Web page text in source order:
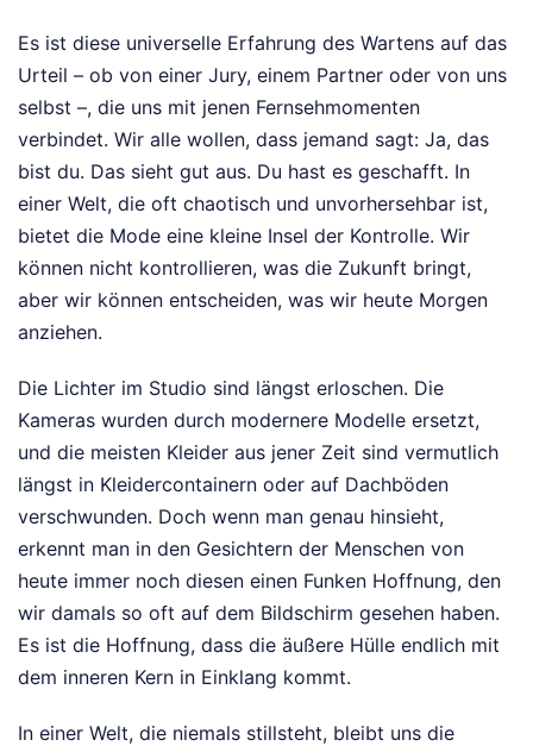
Es ist diese universelle Erfahrung des Wartens auf das
Urteil – ob von einer Jury, einem Partner oder von uns
selbst –, die uns mit jenen Fernsehmomenten
verbindet. Wir alle wollen, dass jemand sagt: Ja, das
bist du. Das sieht gut aus. Du hast es geschafft. In
einer Welt, die oft chaotisch und unvorhersehbar ist,
bietet die Mode eine kleine Insel der Kontrolle. Wir
können nicht kontrollieren, was die Zukunft bringt,
aber wir können entscheiden, was wir heute Morgen
anziehen.
Die Lichter im Studio sind längst erloschen. Die
Kameras wurden durch modernere Modelle ersetzt,
und die meisten Kleider aus jener Zeit sind vermutlich
längst in Kleidercontainern oder auf Dachböden
verschwunden. Doch wenn man genau hinsieht,
erkennt man in den Gesichtern der Menschen von
heute immer noch diesen einen Funken Hoffnung, den
wir damals so oft auf dem Bildschirm gesehen haben.
Es ist die Hoffnung, dass die äußere Hülle endlich mit
dem inneren Kern in Einklang kommt.
In einer Welt, die niemals stillsteht, bleibt uns die